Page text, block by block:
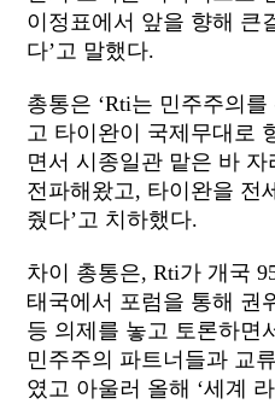
이정표에서 앞을 향해 큰
다’고 말했다.
총통은 ‘Rti는 민주주의
고 타이완이 국제무대로
면서 시종일관 맡은 바
전파해왔고, 타이완을 전
줬다’고 치하했다.
차이 총통은, Rti가 개국
태국에서 포럼을 통해 권
등 의제를 놓고 토론하면
민주주의 파트너들과 교
였고 아울러 올해 ‘세계